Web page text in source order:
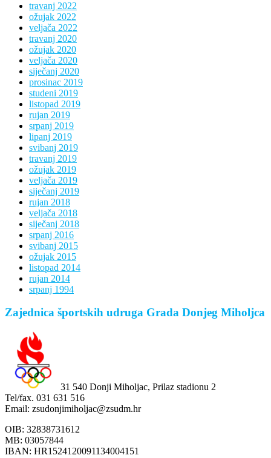
travanj 2022
ožujak 2022
veljača 2022
travanj 2020
ožujak 2020
veljača 2020
siječanj 2020
prosinac 2019
studeni 2019
listopad 2019
rujan 2019
srpanj 2019
lipanj 2019
svibanj 2019
travanj 2019
ožujak 2019
veljača 2019
siječanj 2019
rujan 2018
veljača 2018
siječanj 2018
srpanj 2016
svibanj 2015
ožujak 2015
listopad 2014
rujan 2014
srpanj 1994
Zajednica športskih udruga Grada Donjeg Miholjca
31 540 Donji Miholjac, Prilaz stadionu 2
Tel/fax. 031 631 516
Email: zsudonjimiholjac@zsudm.hr
OIB: 32838731612
MB: 03057844
IBAN: HR1524120091134004151